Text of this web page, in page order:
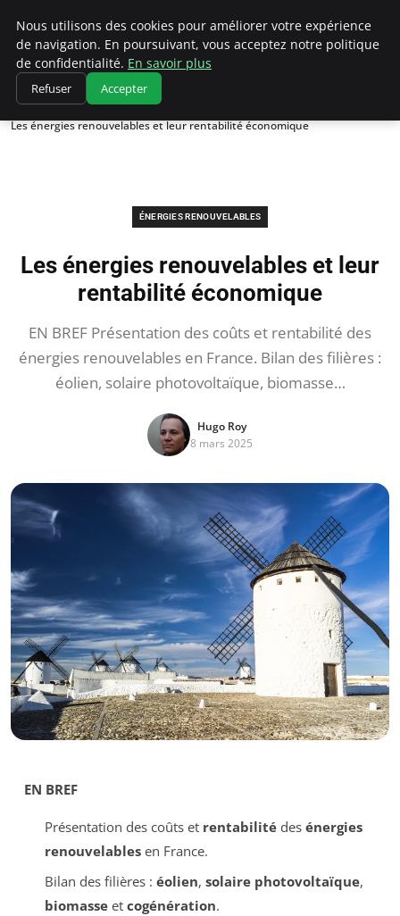
Climatedebtagents
Accueil
Énergies Renouvelables
Les énergies renouvelables et leur rentabilité économique
ÉNERGIES RENOUVELABLES
Les énergies renouvelables et leur
rentabilité économique
EN BREF Présentation des coûts et rentabilité des
énergies renouvelables en France. Bilan des filières :
éolien, solaire photovoltaïque, biomasse…
Hugo Roy
8 mars 2025
EN BREF
Présentation des coûts et rentabilitédes énergies
renouvelablesen France.
Bilan des filières : éolien, solaire photovoltaïque,
biomasseet cogénération.
Nous utilisons des cookies pour améliorer votre expérience
de navigation. En poursuivant, vous acceptez notre politique
de confidentialité. En savoir plus
Refuser Accepter